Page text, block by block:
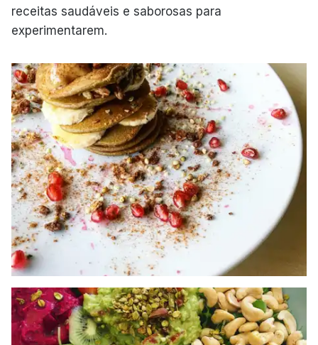
receitas saudáveis e saborosas para
experimentarem.